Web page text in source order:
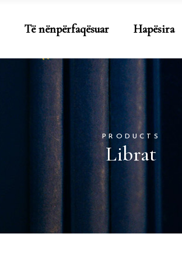
Të nënpërfaqësuar Hapësira
PRODUCTS
Librat